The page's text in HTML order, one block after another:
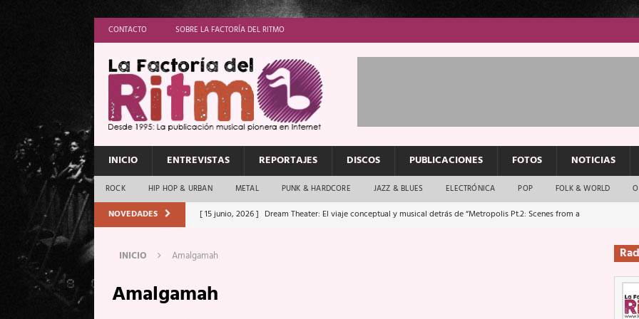
CONTACTO SOBRE LA FACTORÍA DEL RITMO
INICIO ENTREVISTAS REPORTAJES DISCOS PUBLICACIONES FOTOS NOTICIAS
ROCK HIP HOP & URBAN METAL PUNK & HARDCORE JAZZ & BLUES ELECTRÓNICA POP FOLK & WORLD
NOVEDADES [ 15 junio, 2026 ] Dream Theater: El viaje conceptual y musical detrás de “Metropolis Pt.2: Scenes from a
[ 11 junio, 2026 ]
[ 1 junio, 2026 ]
INICIO Amalgamah
Amalgamah